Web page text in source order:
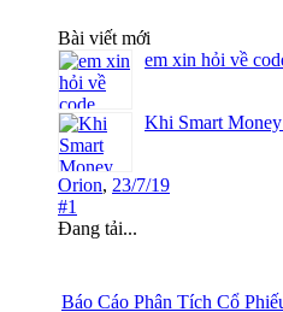
Bài viết mới
em xin hỏi về
Khi Smart
Orion, 23/7/19
#1
Đang tải...
Báo Cáo Phân Tích Cổ